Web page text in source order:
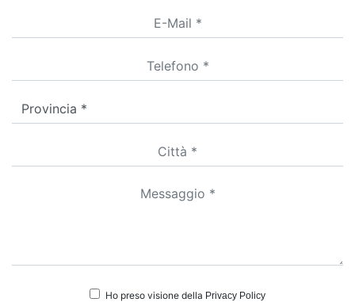
Ho preso visione della Privacy Policy